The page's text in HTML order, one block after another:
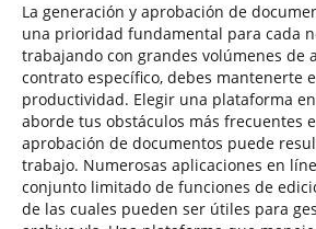
La generación y aprobación de
una prioridad fundamental para cada
trabajando con grandes volúmenes de
contrato específico, debes mantenerte
productividad. Elegir una plataforma
aborde tus obstáculos más frecuentes
aprobación de documentos puede
trabajo. Numerosas aplicaciones en
conjunto limitado de funciones de
de las cuales pueden ser útiles para